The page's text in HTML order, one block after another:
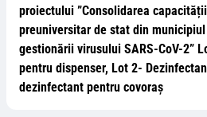
proiectului ”Consolidarea
preuniversitar de stat din
gestionării virusului SARS-CoV-2”
pentru dispenser, Lot 2-
dezinfectant pentru covoraș